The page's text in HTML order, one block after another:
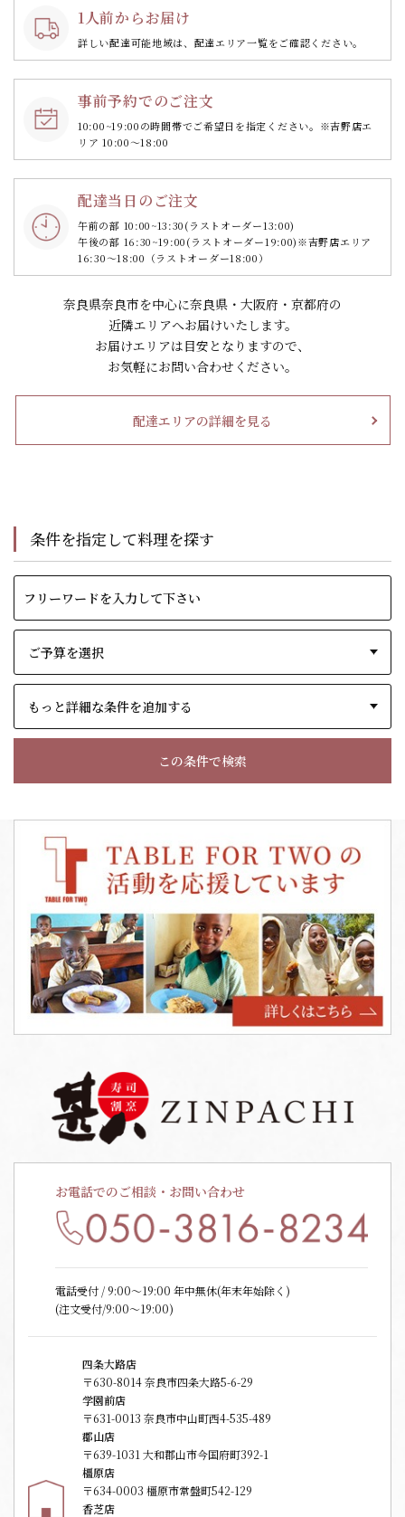
1人前からお届け
詳しい配達可能地域は、配達エリア一覧をご確認ください。
事前予約でのご注文
10:00~19:00の時間帯でご希望日を指定ください。 ※吉野店エ
リア 10:00～18:00
配達当日のご注文
午前の部 10:00~13:30(ラストオーダー13:00)
午後の部 16:30~19:00(ラストオーダー19:00)※吉野店エリア
16:30～18:00（ラストオーダー18:00）
奈良県奈良市を中心に奈良県・大阪府・京都府の
近隣エリアへお届けいたします。
お届けエリアは目安となりますので、
お気軽にお問い合わせください。
配達エリアの詳細を見る
条件を指定して料理を探す
もっと詳細な条件を追加する
この条件で検索
お電話でのご相談・お問い合わせ
電話受付 / 9:00〜19:00 年中無休(年末年始除く)
(注文受付/9:00～19:00)
四条大路店
〒630-8014 奈良市四条大路5-6-29
学園前店
〒631-0013 奈良市中山町西4-535-489
郡山店
〒639-1031 大和郡山市今国府町392-1
橿原店
〒634-0003 橿原市常盤町542-129
香芝店